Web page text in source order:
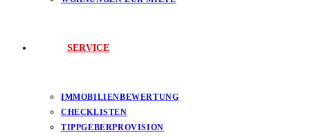
SERVICE
IMMOBILIENBEWERTUNG
CHECKLISTEN
TIPPGEBERPROVISION